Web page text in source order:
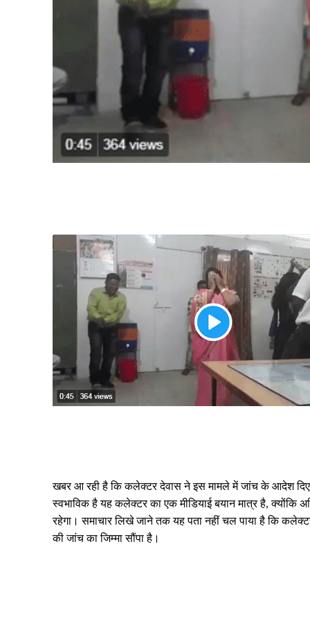
खबर आ रही है कि कलेक्टर देवास ने इस मामले में जांच के आदेश दिए
स्वभाविक है यह कलेक्टर का एक मीडियाई बयान मात्र है, क्योंकि
रहेगा। समाचार लिखे जाने तक यह पता नहीं चल पाया है कि
की जांच का जिम्मा सौंपा है।